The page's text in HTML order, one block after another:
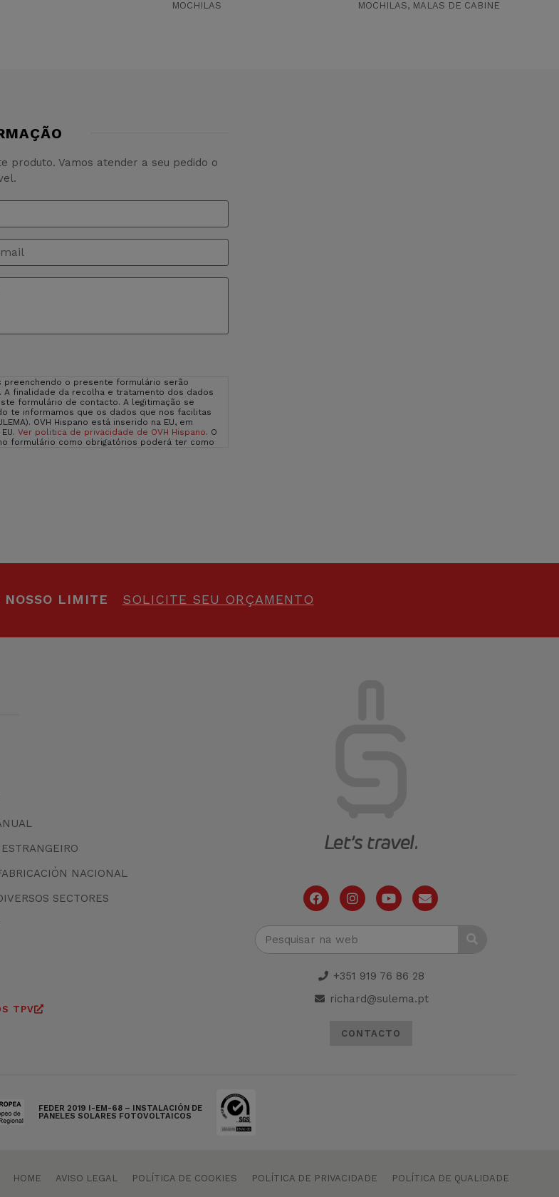
MOCHILAS MOCHILAS, MALAS DE CABINE
produto. Vamos atender a seu pedido o
preenchendo o presente formulário serão
A finalidade da recolha e tratamento dos dados
formulário de contacto. A legitimação se
te informamos que os dados que nos facilitas
OVH Hispano está inserido na EU, em
Ver politica de privacidade de OVH Hispano. O
formulário como obrigatórios poderá ter como
Dados na nossa página web: sulemagroup.com
NOSSO LIMITE SOLICITE SEU ORÇAMENTO
NACIONAL
SECTORES
TPV
+351 919 76 86 28
richard@sulema.pt
CONTACTO
FEDER 2019 I-EM-68 – INSTALACIÓN DE
PANELES SOLARES FOTOVOLTAICOS
HOME AVISO LEGAL POLÍTICA DE COOKIES POLÍTICA DE PRIVACIDADE POLÍTICA DE QUALIDADE